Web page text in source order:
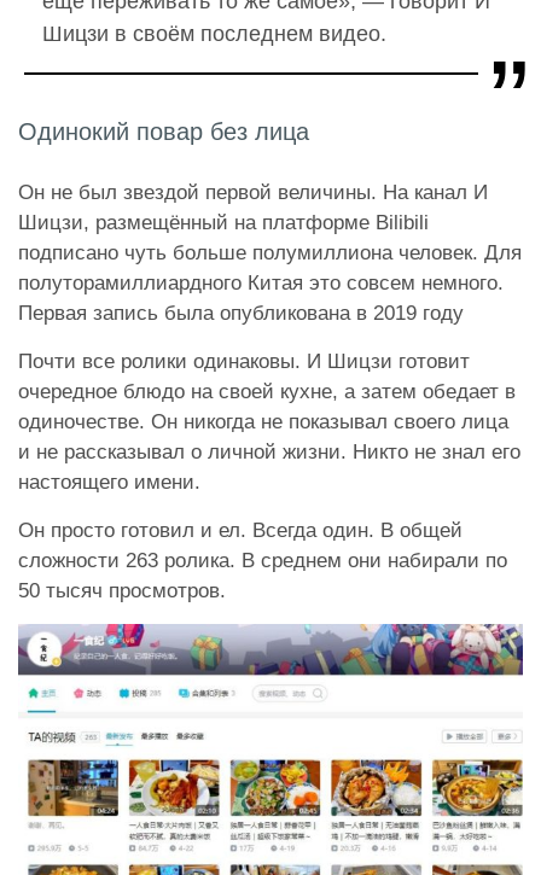
Шицзи в своём последнем видео.
Одинокий повар без лица
Он не был звездой первой величины. На канал И
Шицзи, размещённый на платформе Bilibili
подписано чуть больше полумиллиона человек. Для
полуторамиллиардного Китая это совсем немного.
Первая запись была опубликована в 2019 году
Почти все ролики одинаковы. И Шицзи готовит
очередное блюдо на своей кухне, а затем обедает в
одиночестве. Он никогда не показывал своего лица
и не рассказывал о личной жизни. Никто не знал его
настоящего имени.
Он просто готовил и ел. Всегда один. В общей
сложности 263 ролика. В среднем они набирали по
50 тысяч просмотров.